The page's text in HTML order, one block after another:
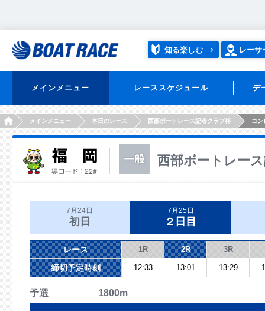
知る楽しむ レーサ
メインメニュー レーススケジュール デ
HOMEメインメニュー 本日のレース 西部ボートレース記者クラブ杯 コン
西部ボートレー
7月24日
初日
7月25日
２日目
レース 1R 2R 3R
締切予定時刻 12:33 13:01 13:29
予選 1800m